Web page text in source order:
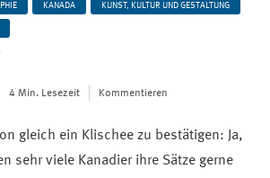
KANADA KUNST, KULTUR UND GESTALTUNG
4 Min. Lesezeit Kommentieren
gleich ein Klischee zu bestätigen: Ja,
sehr viele Kanadier ihre Sätze gerne